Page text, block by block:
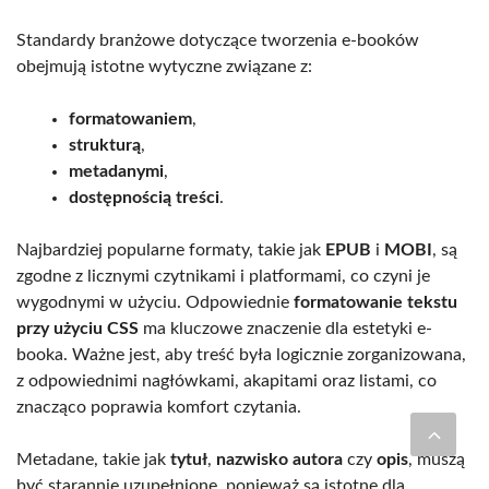
Standardy branżowe dotyczące tworzenia e-booków
obejmują istotne wytyczne związane z:
formatowaniem,
strukturą,
metadanymi,
dostępnością treści.
Najbardziej popularne formaty, takie jak EPUB i MOBI , są
zgodne z licznymi czytnikami i platformami, co czyni je
wygodnymi w użyciu. Odpowiednie formatowanie tekstu
przy użyciu CSS ma kluczowe znaczenie dla estetyki e-
booka. Ważne jest, aby treść była logicznie zorganizowana,
z odpowiednimi nagłówkami, akapitami oraz listami, co
znacząco poprawia komfort czytania.
Metadane, takie jak tytuł, nazwisko autora czy opis, muszą